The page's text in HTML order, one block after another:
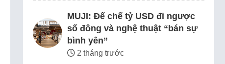
MUJI: Đế chế tỷ USD đi ngược
số đông và nghệ thuật “bán sự
bình yên”
2 tháng trước